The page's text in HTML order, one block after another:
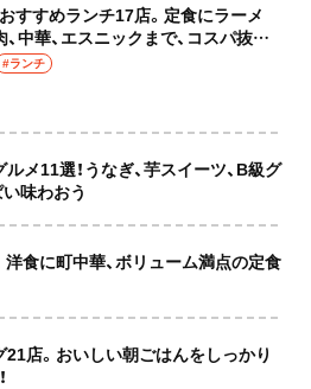
すすめランチ17店。定食にラーメ
、中華、エスニックまで、コスパ抜群
ゃれな店も網羅してご紹介！
#ランチ
メ11選！うなぎ、芋スイーツ、B級グ
味わおう
食に町中華、ボリューム満点の定食
店。おいしい朝ごはんをしっかり